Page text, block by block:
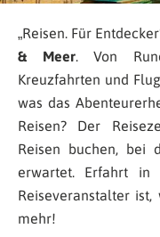
„Reisen. Für
& Meer. Von
Kreuzfahrten und
was das
Reisen? Der
Reisen buchen, bei
erwartet. Erfahrt in
Reiseveranstalter
mehr!